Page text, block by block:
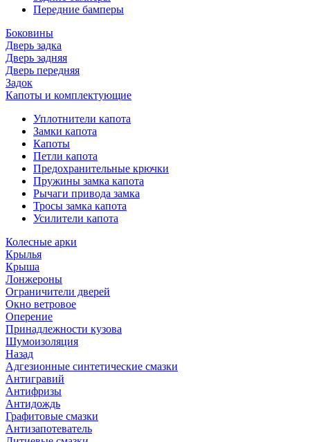
Передние бамперы
Боковины
Дверь задка
Дверь задняя
Дверь передняя
Задок
Капоты и комплектующие
Уплотнители капота
Замки капота
Капоты
Петли капота
Предохранительные крючки
Пружины замка капота
Рычаги привода замка
Тросы замка капота
Усилители капота
Колесные арки
Крылья
Крыша
Лонжероны
Ограничители дверей
Окно ветровое
Оперение
Принадлежности кузова
Шумоизоляция
Назад
Адгезионные синтетические смазки
Антигравий
Антифризы
Антидождь
Графитовые смазки
Антизапотеватель